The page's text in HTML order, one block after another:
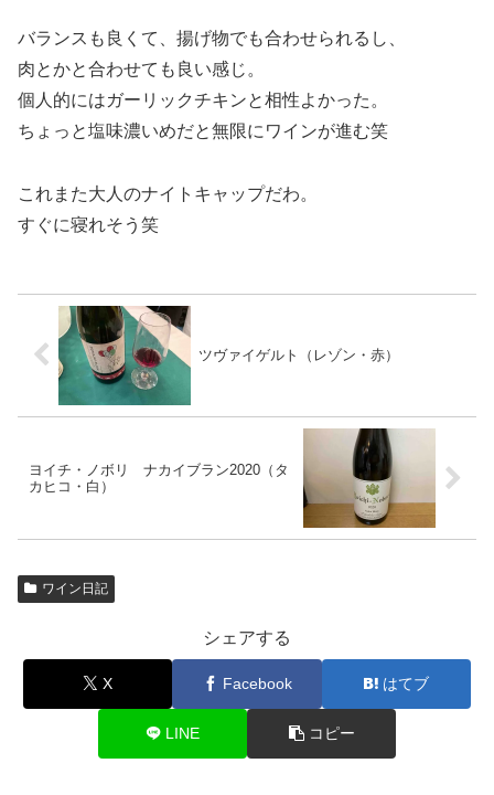
バランスも良くて、揚げ物でも合わせられるし、
肉とかと合わせても良い感じ。
個人的にはガーリックチキンと相性よかった。
ちょっと塩味濃いめだと無限にワインが進む笑
これまた大人のナイトキャップだわ。
すぐに寝れそう笑
ツヴァイゲルト（レゾン・赤）
ヨイチ・ノボリ ナカイブラン2020（タ
カヒコ・白）
ワイン日記
シェアする
X Facebook はてブ
LINE コピー